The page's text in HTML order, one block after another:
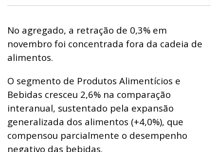
No agregado, a retração de 0,3% em
novembro foi concentrada fora da cadeia de
alimentos.
O segmento de Produtos Alimentícios e
Bebidas cresceu 2,6% na comparação
interanual, sustentado pela expansão
generalizada dos alimentos (+4,0%), que
compensou parcialmente o desempenho
negativo das bebidas.